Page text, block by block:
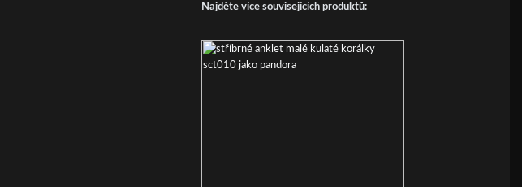
Najděte více souvisejících produktů: